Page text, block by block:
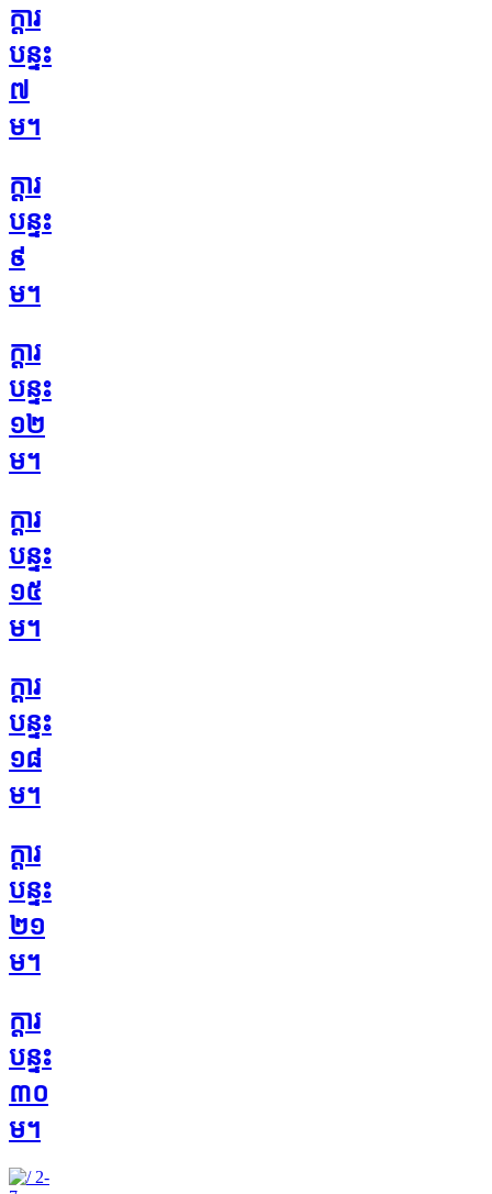
ក្តារ
បន្ទះ
៧
ម។
ក្តារ
បន្ទះ
៩
ម។
ក្តារ
បន្ទះ
១២
ម។
ក្តារ
បន្ទះ
១៥
ម។
ក្តារ
បន្ទះ
១៨
ម។
ក្តារ
បន្ទះ
២១
ម។
ក្តារ
បន្ទះ
៣០
ម។